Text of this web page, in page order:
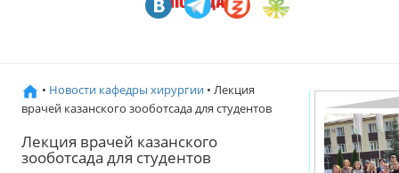
• Новости кафедры хирургии • Лекция
врачей казанского зооботсада для студентов
Лекция врачей казанского
зооботсада для студентов